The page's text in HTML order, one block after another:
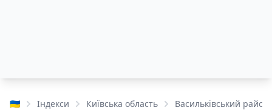
🇺🇦 Індекси Київська область Васильківський район